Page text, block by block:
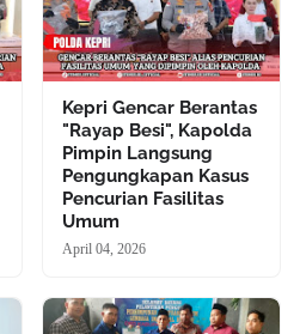
Kepri Gencar Berantas
"Rayap Besi", Kapolda
Pimpin Langsung
Pengungkapan Kasus
Pencurian Fasilitas
Umum
April 04, 2026